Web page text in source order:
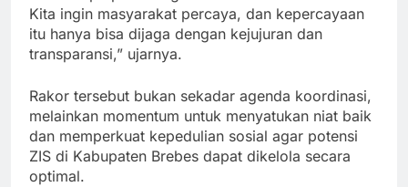
Kita ingin masyarakat percaya, dan kepercayaan
itu hanya bisa dijaga dengan kejujuran dan
transparansi,” ujarnya.
Rakor tersebut bukan sekadar agenda koordinasi,
melainkan momentum untuk menyatukan niat baik
dan memperkuat kepedulian sosial agar potensi
ZIS di Kabupaten Brebes dapat dikelola secara
optimal.